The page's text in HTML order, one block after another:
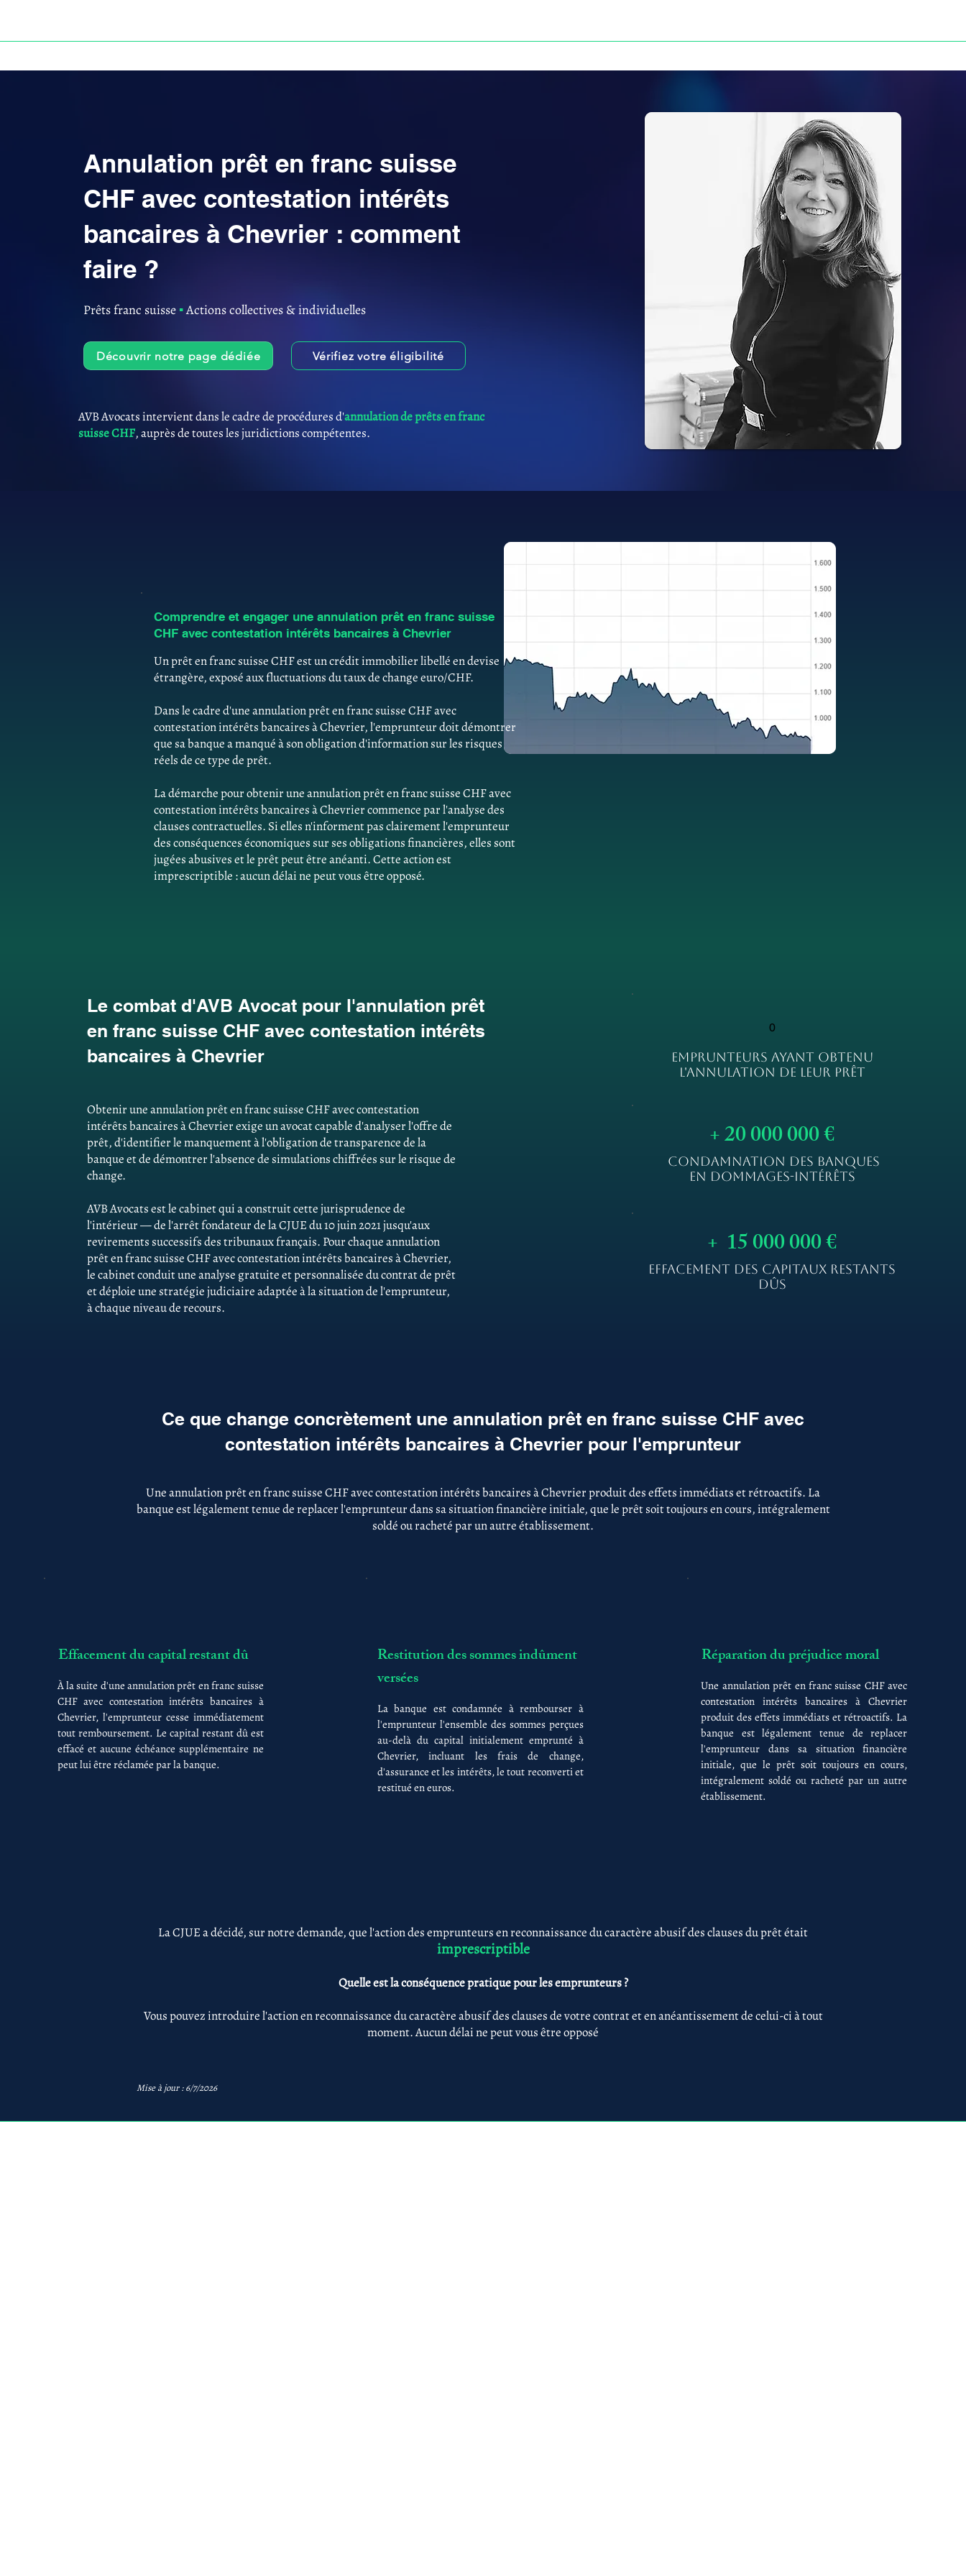
Annulation prêt en franc suisse
CHF avec contestation intérêts
bancaires à Chevrier : comment
faire ?
Prêts franc suisse ▪︎Actions collectives & individuelles
Découvrir notre page dédiée Vérifiez votre éligibilité
AVB Avocats intervient dans le cadre de procédures d'annulation de prêts en franc
suisse CHF, auprès de toutes les juridictions compétentes.
Comprendre et engager une annulation prêt en franc suisse
CHF avec contestation intérêts bancaires à Chevrier
Un prêt en franc suisse CHF est un crédit immobilier libellé en devise
étrangère, exposé aux fluctuations du taux de change euro/CHF.
Dans le cadre d'une annulation prêt en franc suisse CHF avec
contestation intérêts bancaires à Chevrier, l'emprunteur doit démontrer
que sa banque a manqué à son obligation d'information sur les risques
réels de ce type de prêt.
La démarche pour obtenir une annulation prêt en franc suisse CHF avec
contestation intérêts bancaires à Chevrier commence par l'analyse des
clauses contractuelles. Si elles n'informent pas clairement l'emprunteur
des conséquences économiques sur ses obligations financières, elles sont
jugées abusives et le prêt peut être anéanti. Cette action est
imprescriptible : aucun délai ne peut vous être opposé.
Le combat d'AVB Avocat pour l'annulation prêt
en franc suisse CHF avec contestation intérêts
bancaires à Chevrier
Obtenir une annulation prêt en franc suisse CHF avec contestation
intérêts bancaires à Chevrier exige un avocat capable d'analyser l'offre de
prêt, d'identifier le manquement à l'obligation de transparence de la
banque et de démontrer l'absence de simulations chiffrées sur le risque de
change.
AVB Avocats est le cabinet qui a construit cette jurisprudence de
l'intérieur — de l'arrêt fondateur de la CJUE du 10 juin 2021 jusqu'aux
revirements successifs des tribunaux français. Pour chaque annulation
prêt en franc suisse CHF avec contestation intérêts bancaires à Chevrier,
le cabinet conduit une analyse gratuite et personnalisée du contrat de prêt
et déploie une stratégie judiciaire adaptée à la situation de l'emprunteur,
à chaque niveau de recours.
0
EMPRUNTEURS AYANT OBTENU
L'ANNULATION DE LEUR PRÊT
+ 20 000 000 €
CONDAMNATION DES BANQUES
EN DOMMAGES-INTÉRÊTS
+ 15 000 000 €
EFFACEMENT DES CAPITAUX RESTANTS
DÛS
Ce que change concrètement une annulation prêt en franc suisse CHF avec
contestation intérêts bancaires à Chevrier pour l'emprunteur
Une annulation prêt en franc suisse CHF avec contestation intérêts bancaires à Chevrier produit des effets immédiats et rétroactifs. La
banque est légalement tenue de replacer l'emprunteur dans sa situation financière initiale, que le prêt soit toujours en cours, intégralement
soldé ou racheté par un autre établissement.
Effacement du capital restant dû
À la suite d'une annulation prêt en franc suisse
CHF avec contestation intérêts bancaires à
Chevrier, l'emprunteur cesse immédiatement
tout remboursement. Le capital restant dû est
effacé et aucune échéance supplémentaire ne
peut lui être réclamée par la banque.
Restitution des sommes indûment
versées
La banque est condamnée à rembourser à
l'emprunteur l'ensemble des sommes perçues
au-delà du capital initialement emprunté à
Chevrier, incluant les frais de change,
d'assurance et les intérêts, le tout reconverti et
restitué en euros.
Réparation du préjudice moral
Une annulation prêt en franc suisse CHF avec
contestation intérêts bancaires à Chevrier
produit des effets immédiats et rétroactifs. La
banque est légalement tenue de replacer
l'emprunteur dans sa situation financière
initiale, que le prêt soit toujours en cours,
intégralement soldé ou racheté par un autre
établissement.
La CJUE a décidé, sur notre demande, que l'action des emprunteurs en reconnaissance du caractère abusif des clauses du prêt était
imprescriptible
Quelle est la conséquence pratique pour les emprunteurs ?
Vous pouvez introduire l'action en reconnaissance du caractère abusif des clauses de votre contrat et en anéantissement de celui-ci à tout
moment. Aucun délai ne peut vous être opposé
Mise à jour : 6/7/2026